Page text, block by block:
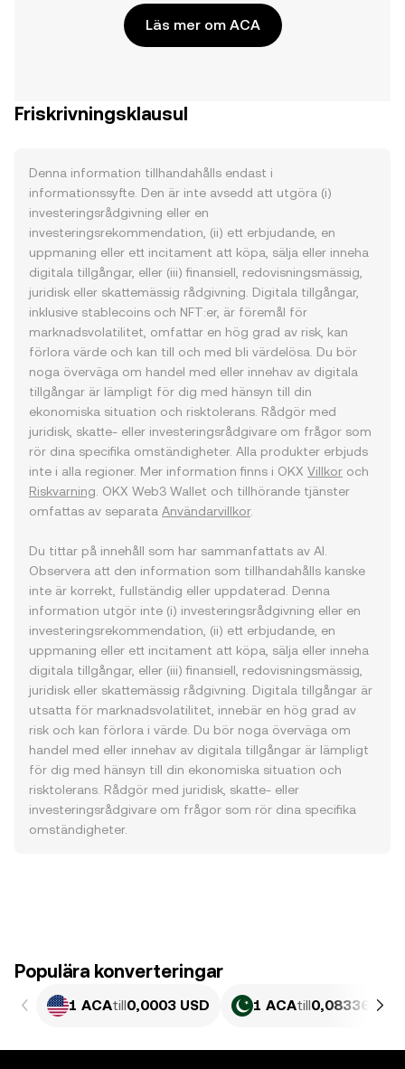
Läs mer om ACA
Friskrivningsklausul
Denna information tillhandahålls endast i
informationssyfte. Den är inte avsedd att utgöra (i)
investeringsrådgivning eller en
investeringsrekommendation, (ii) ett erbjudande, en
uppmaning eller ett incitament att köpa, sälja eller inneha
digitala tillgångar, eller (iii) finansiell, redovisningsmässig,
juridisk eller skattemässig rådgivning. Digitala tillgångar,
inklusive stablecoins och NFT:er, är föremål för
marknadsvolatilitet, omfattar en hög grad av risk, kan
förlora värde och kan till och med bli värdelösa. Du bör
noga överväga om handel med eller innehav av digitala
tillgångar är lämpligt för dig med hänsyn till din
ekonomiska situation och risktolerans. Rådgör med
juridisk, skatte- eller investeringsrådgivare om frågor som
rör dina specifika omständigheter. Alla produkter erbjuds
inte i alla regioner. Mer information finns i OKX Villkor och
Riskvarning . OKX Web3 Wallet och tillhörande tjänster
omfattas av separata Användarvillkor.
Du tittar på innehåll som har sammanfattats av AI.
Observera att den information som tillhandahålls kanske
inte är korrekt, fullständig eller uppdaterad. Denna
information utgör inte (i) investeringsrådgivning eller en
investeringsrekommendation, (ii) ett erbjudande, en
uppmaning eller ett incitament att köpa, sälja eller inneha
digitala tillgångar, eller (iii) finansiell, redovisningsmässig,
juridisk eller skattemässig rådgivning. Digitala tillgångar är
utsatta för marknadsvolatilitet, innebär en hög grad av
risk och kan förlora i värde. Du bör noga överväga om
handel med eller innehav av digitala tillgångar är lämpligt
för dig med hänsyn till din ekonomiska situation och
risktolerans. Rådgör med juridisk, skatte- eller
investeringsrådgivare om frågor som rör dina specifika
omständigheter.
Populära konverteringar
1 ACAtill0,0003 USD 1 ACAtill0,083361